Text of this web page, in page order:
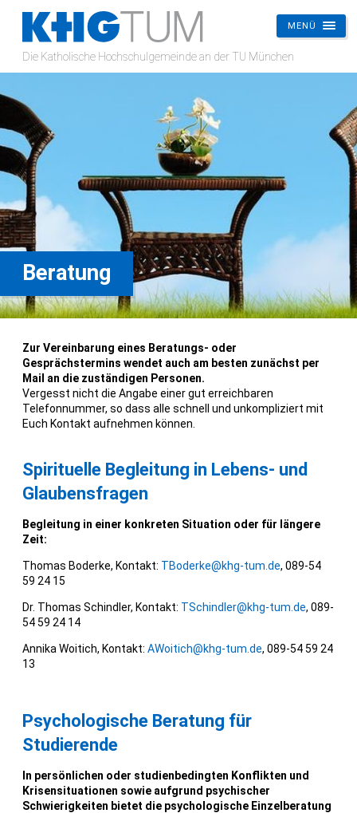
MENÜ
KHG
TUM
Die Katholische Hochschulgemeinde an der TU München
Beratung
Zur Vereinbarung eines Beratungs- oder
Gesprächstermins wendet auch am besten zunächst per
Mail an die zuständigen Personen.
Vergesst nicht die Angabe einer gut erreichbaren
Telefonnummer, so dass alle schnell und unkompliziert mit
Euch Kontakt aufnehmen können.
Spirituelle Begleitung in Lebens- und
Glaubensfragen
Begleitung in einer konkreten Situation oder für längere
Zeit:
Thomas Boderke, Kontakt: TBoderke@khg-tum.de, 089-54
59 24 15
Dr. Thomas Schindler, Kontakt: TSchindler@khg-tum.de, 089-
54 59 24 14
Annika Woitich, Kontakt: AWoitich@khg-tum.de, 089-54 59 24
13
Psychologische Beratung für
Studierende
In persönlichen oder studienbedingten Konflikten und
Krisensituationen sowie aufgrund psychischer
Schwierigkeiten bietet die psychologische Einzelberatung